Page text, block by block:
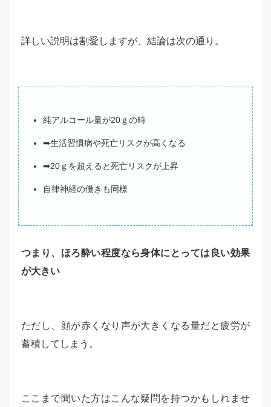
詳しい説明は割愛しますが、結論は次の通り。
純アルコール量が20ｇの時
➡生活習慣病や死亡リスクが高くなる
➡20ｇを超えると死亡リスクが上昇
自律神経の働きも同様
つまり、ほろ酔い程度なら身体にとっては良い効果
が大きい
ただし、顔が赤くなり声が大きくなる量だと疲労が
蓄積してしまう。
ここまで聞いた方はこんな疑問を持つかもしれませ